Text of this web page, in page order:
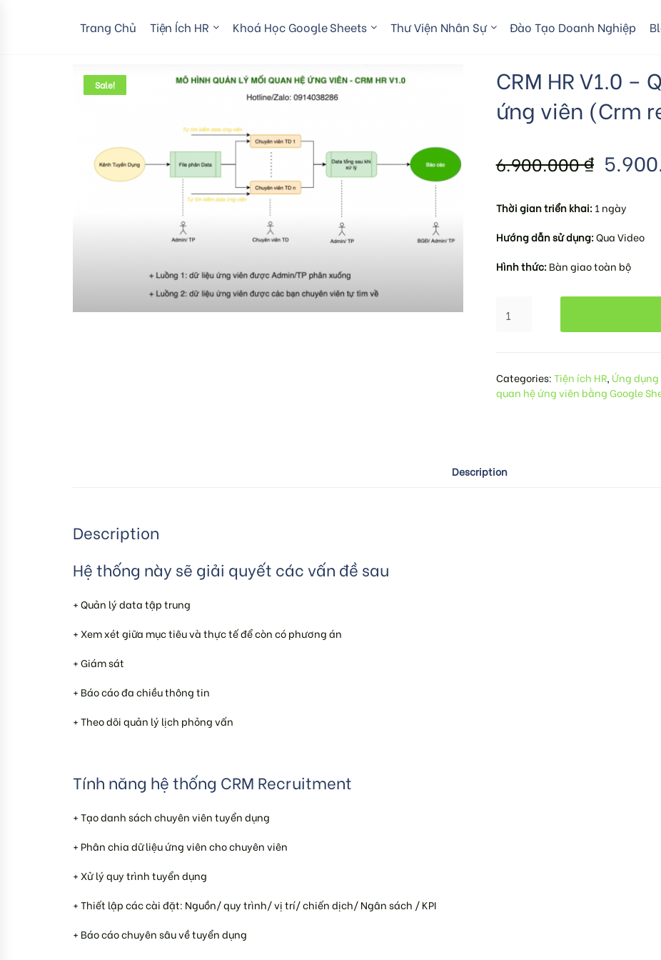
Trang Chủ Tiện Ích HR Khoá Học Google Sheets Thư Viện Nhân Sự Đào Tạo Doanh Nghiệp
Sale!
CRM HR V1.0 –
ứng viên (Crm
6.900.000₫
Thời gian triển khai: 1 ngày
Hướng dẫn sử dụng:Qua Video
Hình thức: Bàn giao toàn bộ
Categories:Tiện ích HR, Ứng dụng
quan hệ ứng viên bằng Google
Description
Description
Hệ thống này sẽ giải quyết các vấn đề sau
+ Quản lý data tập trung
+ Xem xét giữa mục tiêu và thực tế để còn có phương án
+ Giám sát
+ Báo cáo đa chiều thông tin
+ Theo dõi quản lý lịch phỏng vấn
Tính năng hệ thống CRM Recruitment
+ Tạo danh sách chuyên viên tuyển dụng
+ Phân chia dữ liệu ứng viên cho chuyên viên
+ Xử lý quy trình tuyển dụng
+ Thiết lập các cài đặt: Nguồn/ quy trình/ vị trí/ chiến dịch/ Ngân sách / KPI
+ Báo cáo chuyên sâu về tuyển dụng